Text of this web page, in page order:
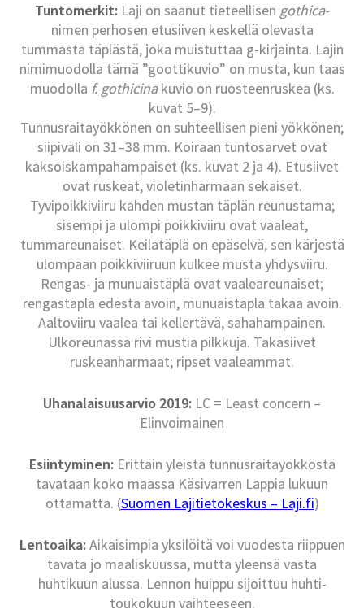
Tuntomerkit:Laji on saanut tieteellisen gothica-
nimen perhosen etusiiven keskellä olevasta
tummasta täplästä, joka muistuttaa g-kirjainta. Lajin
nimimuodolla tämä ”goottikuvio” on musta, kun taas
muodolla f. gothicinakuvio on ruosteenruskea (ks.
kuvat 5–9).
Tunnusraitayökkönen on suhteellisen pieni yökkönen;
siipiväli on 31–38 mm. Koiraan tuntosarvet ovat
kaksoiskampahampaiset (ks. kuvat 2 ja 4). Etusiivet
ovat ruskeat, violetinharmaan sekaiset.
Tyvipoikkiviiru kahden mustan täplän reunustama;
sisempi ja ulompi poikkiviiru ovat vaaleat,
tummareunaiset. Keilatäplä on epäselvä, sen kärjestä
ulompaan poikkiviiruun kulkee musta yhdysviiru.
Rengas- ja munuaistäplä ovat vaaleareunaiset;
rengastäplä edestä avoin, munuaistäplä takaa avoin.
Aaltoviiru vaalea tai kellertävä, sahahampainen.
Ulkoreunassa rivi mustia pilkkuja. Takasiivet
ruskeanharmaat; ripset vaaleammat.
Uhanalaisuusarvio 2019: LC = Least concern –
Elinvoimainen
Esiintyminen:Erittäin yleistä tunnusraitayökköstä
tavataan koko maassa Käsivarren Lappia lukuun
ottamatta. (Suomen Lajitietokeskus – Laji.fi)
Lentoaika:Aikaisimpia yksilöitä voi vuodesta riippuen
tavata jo maaliskuussa, mutta yleensä vasta
huhtikuun alussa. Lennon huippu sijoittuu huhti-
toukokuun vaihteeseen.